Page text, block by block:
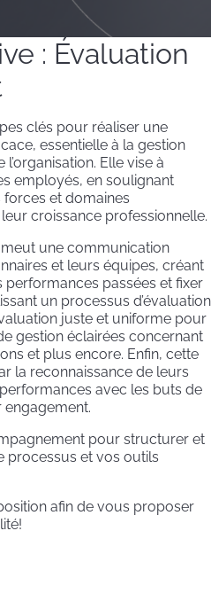
: Évaluation
clés pour réaliser une
essentielle à la gestion
Elle vise à
employés, en soulignant
forces et domaines
croissance professionnelle.
une communication
et leurs équipes, créant
passées et fixer
un processus d’évaluation
juste et uniforme pour
gestion éclairées concernant
et plus encore. Enfin, cette
la reconnaissance de leurs
avec les buts de
engagement.
pour structurer et
processus et vos outils
afin de vous proposer